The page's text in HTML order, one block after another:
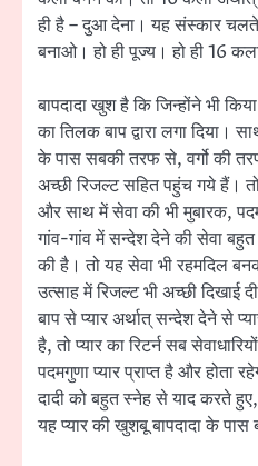
ही है – दुआ देना। यह संस्कार
बनाओ। हो ही पूज्य। हो ही 16
बापदादा खुश है कि जिन्होंने भी
का तिलक बाप द्वारा लगा दिया।
के पास सबकी तरफ से, वर्गो की
अच्छी रिजल्ट सहित पहुंच गये हैं।
और साथ में सेवा की भी मुबारक,
गांव-गांव में सन्देश देने की सेवा बहुत
की है। तो यह सेवा भी रहमदिल
उत्साह में रिजल्ट भी अच्छी
बाप से प्यार अर्थात् सन्देश देने से
है, तो प्यार का रिटर्न सब
पदमगुणा प्यार प्राप्त है और होता
दादी को बहुत स्नेह से याद करते हुए,
यह प्यार की खुशबू बापदादा के